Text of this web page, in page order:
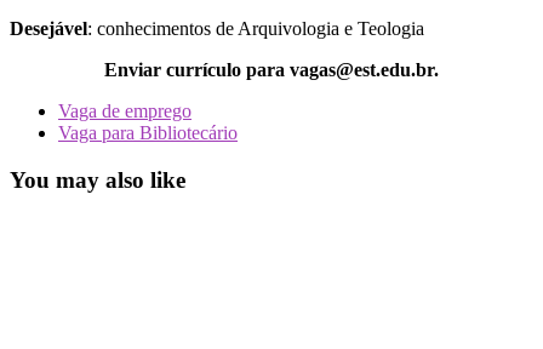
Desejável: conhecimentos de Arquivologia e Teologia
Enviar currículo para vagas@est.edu.br.
Vaga de emprego
Vaga para Bibliotecário
You may also like